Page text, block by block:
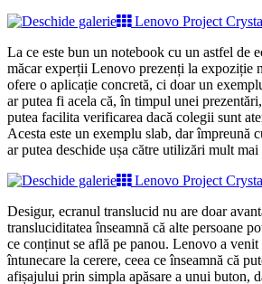
Lenovo Project
La ce este bun un notebook cu un astfel de
măcar experții Lenovo prezenți la expoziție
ofere o aplicație concretă, ci doar un
ar putea fi acela că, în timpul unei
putea facilita verificarea dacă colegii sunt
Acesta este un exemplu slab, dar împreună
ar putea deschide ușa către utilizări mult mai
Lenovo Project
Desigur, ecranul translucid nu are doar
transluciditatea înseamnă că alte persoane
ce conținut se află pe panou. Lenovo a
întunecare la cerere, ceea ce înseamnă că
afișajului prin simpla apăsare a unui buton,